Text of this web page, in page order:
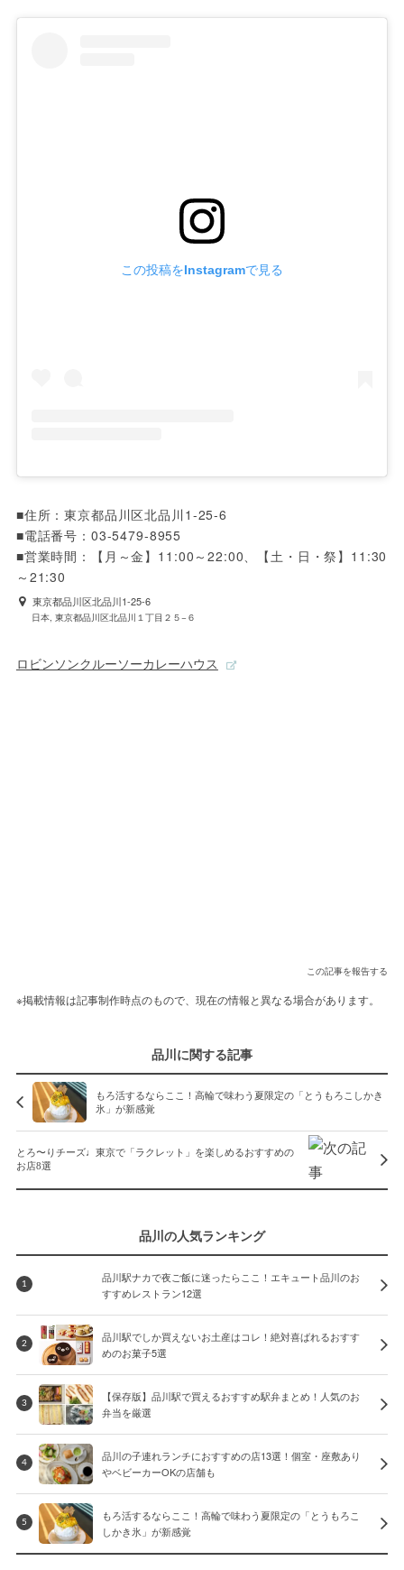
この投稿をInstagramで見る
■住所：東京都品川区北品川1-25-6
■電話番号：03-5479-8955
■営業時間：【月～金】11:00～22:00、【土・日・祭】11:30
～21:30
東京都品川区北品川1-25-6
日本, 東京都品川区北品川１丁目２５−６
ロビンソンクルーソーカレーハウス
この記事を報告する
※掲載情報は記事制作時点のもので、現在の情報と異なる場合があります。
品川に関する記事
もろ活するならここ！高輪で味わう夏限定の「とうもろこしかき
氷」が新感覚
とろ〜りチーズ♩東京で「ラクレット」を楽しめるおすすめの
お店8選
品川の人気ランキング
1
品川駅ナカで夜ご飯に迷ったらここ！エキュート品川のお
すすめレストラン12選
2
品川駅でしか買えないお土産はコレ！絶対喜ばれるおすす
めのお菓子5選
3
【保存版】品川駅で買えるおすすめ駅弁まとめ！人気のお
弁当を厳選
4
品川の子連れランチにおすすめの店13選！個室・座敷あり
やベビーカーOKの店舗も
5
もろ活するならここ！高輪で味わう夏限定の「とうもろこ
しかき氷」が新感覚